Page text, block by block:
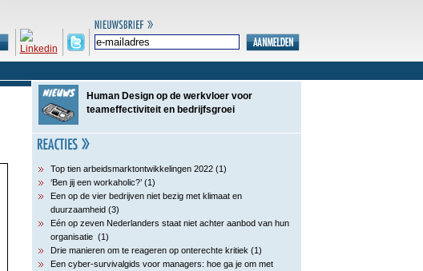
Human Design op de werkvloer voor
teameffectiviteit en bedrijfsgroei
Top tien arbeidsmarktontwikkelingen 2022 (1)
‘Ben jij een workaholic?’ (1)
Een op de vier bedrijven niet bezig met klimaat en
duurzaamheid (3)
Eén op zeven Nederlanders staat niet achter aanbod van hun
organisatie (1)
Drie manieren om te reageren op onterechte kritiek (1)
Een cyber-survivalgids voor managers: hoe ga je om met